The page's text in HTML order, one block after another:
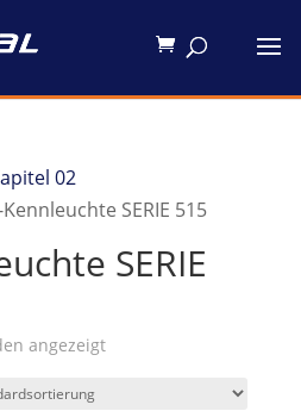
02
SERIE 515
SERIE
angezeigt